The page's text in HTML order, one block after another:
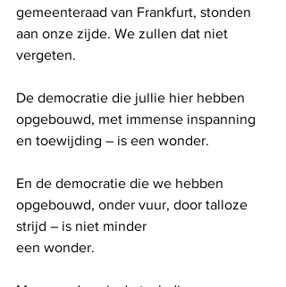
gemeenteraad van Frankfurt, stonden
aan onze zijde. We zullen dat niet
vergeten.
De democratie die jullie hier hebben
opgebouwd, met immense inspanning
en toewijding – is een wonder.
En de democratie die we hebben
opgebouwd, onder vuur, door talloze
strijd – is niet minder
een wonder.